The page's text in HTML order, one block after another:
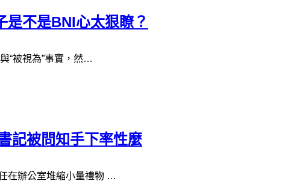
是不是BNI心太狠瞭？
“被視為”事實，然…
記被問知手下率性麼
在辦公室堆縮小量禮物 …